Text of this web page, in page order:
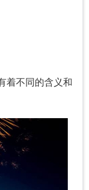
着不同的含义和